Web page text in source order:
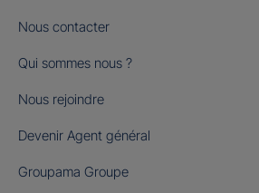
Nous contacter
Qui sommes nous ?
Nous rejoindre
Devenir Agent général
Groupama Groupe